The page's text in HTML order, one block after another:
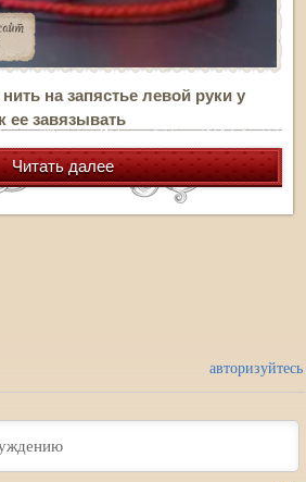
на запястье левой руки у
ее завязывать
Читать далее
авторизуйтесь